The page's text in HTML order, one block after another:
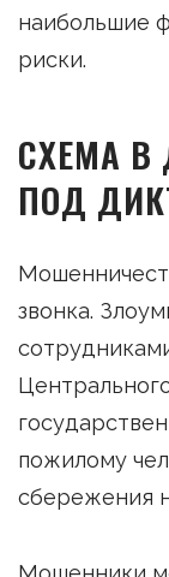
наибольшие
риски.
СХЕМА
ПОД
звонка.
пожилому
сбережения